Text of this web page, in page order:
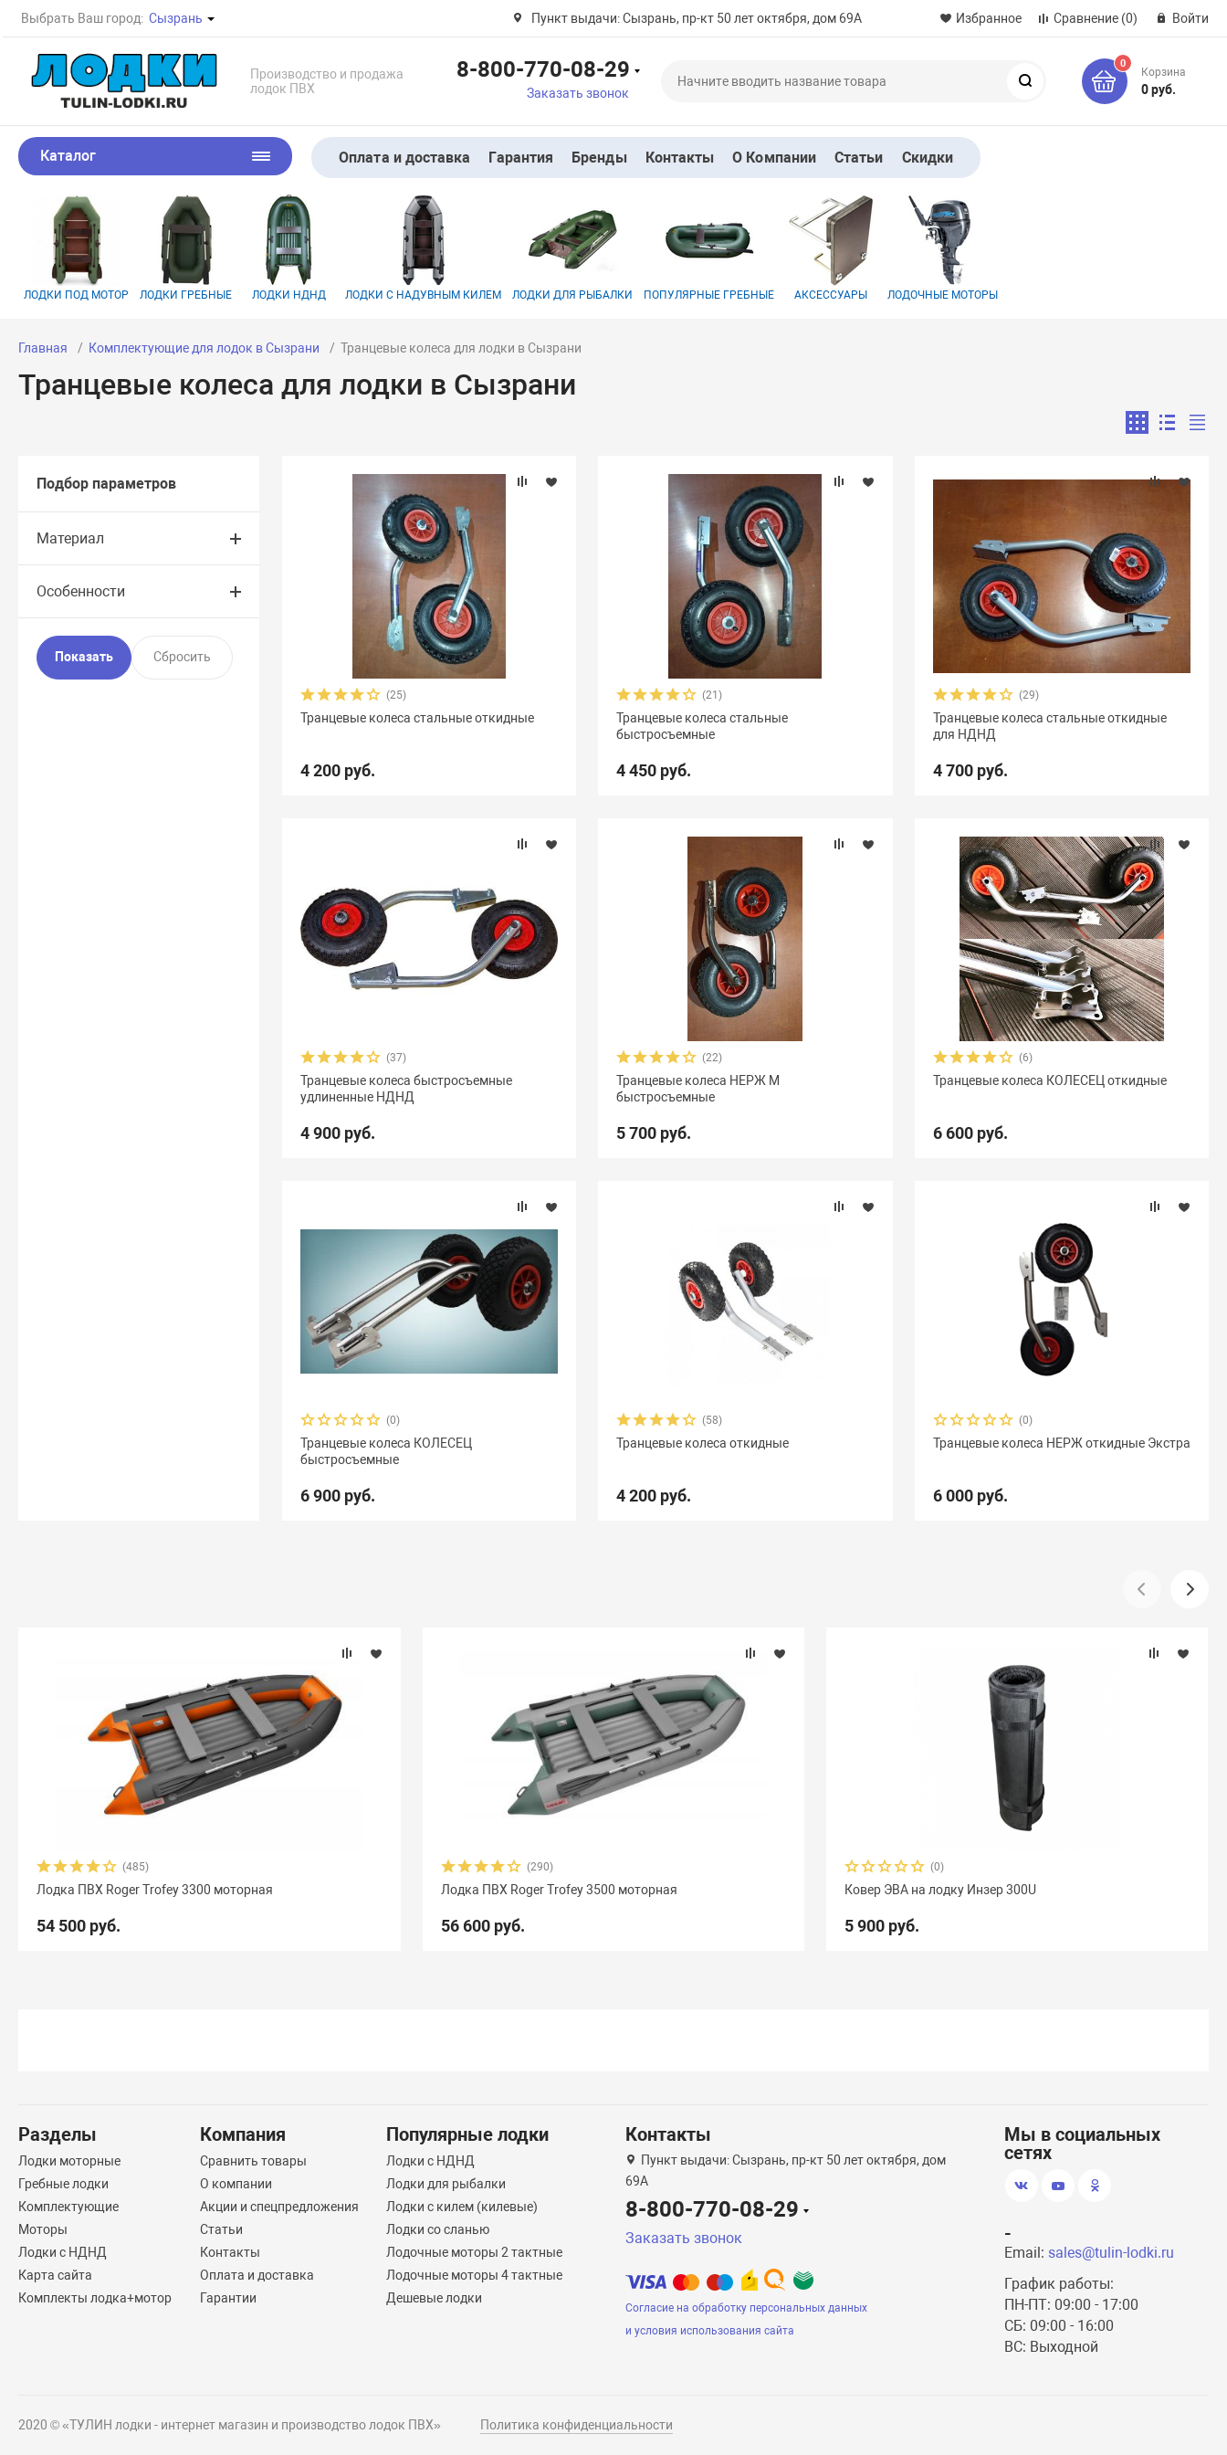
Выбрать Ваш город: Сызрань Пункт выдачи: Сызрань, пр-кт 50 лет октября, дом 69А Избранное Сравнение (0) Войти
Производство и продажа
лодок ПВХ
8-800-770-08-29
Заказать звонок
0
Корзина
0 руб.
Каталог Оплата и доставка Гарантия Бренды Контакты О Компании Статьи Скидки
ЛОДКИ ПОД МОТОР ЛОДКИ ГРЕБНЫЕ ЛОДКИ НДНД ЛОДКИ С НАДУВНЫМ КИЛЕМ ЛОДКИ ДЛЯ РЫБАЛКИ ПОПУЛЯРНЫЕ ГРЕБНЫЕ АКСЕССУАРЫ ЛОДОЧНЫЕ МОТОРЫ
Главная Комплектующие для лодок в Сызрани Транцевые колеса для лодки в Сызрани
Транцевые колеса для лодки в Сызрани
Подбор параметров
Материал
Особенности
(25)
Транцевые колеса стальные откидные
4 200 руб.
(21)
Транцевые колеса стальные
быстросъемные
4 450 руб.
(29)
Транцевые колеса стальные откидные
для НДНД
4 700 руб.
(37)
Транцевые колеса быстросъемные
удлиненные НДНД
4 900 руб.
(22)
Транцевые колеса НЕРЖ М
быстросъемные
5 700 руб.
(6)
Транцевые колеса КОЛЕСЕЦ откидные
6 600 руб.
(0)
Транцевые колеса КОЛЕСЕЦ
быстросъемные
6 900 руб.
(58)
Транцевые колеса откидные
4 200 руб.
(0)
Транцевые колеса НЕРЖ откидные Экстра
6 000 руб.
(485)
Лодка ПВХ Roger Trofey 3300 моторная
54 500 руб.
(290)
Лодка ПВХ Roger Trofey 3500 моторная
56 600 руб.
(0)
Ковер ЭВА на лодку Инзер 300U
5 900 руб.
Разделы
Лодки моторные
Гребные лодки
Комплектующие
Моторы
Лодки с НДНД
Карта сайта
Комплекты лодка+мотор
Компания
Сравнить товары
О компании
Акции и спецпредложения
Статьи
Контакты
Оплата и доставка
Гарантии
Популярные лодки
Лодки с НДНД
Лодки для рыбалки
Лодки с килем (килевые)
Лодки со сланью
Лодочные моторы 2 тактные
Лодочные моторы 4 тактные
Дешевые лодки
Контакты
Пункт выдачи: Сызрань, пр-кт 50 лет октября, дом
69А
8-800-770-08-29
Заказать звонок
Согласие на обработку персональных данных
и условия использования сайта
Мы в социальных
сетях
-
Email: sales@tulin-lodki.ru
График работы:
ПН-ПТ: 09:00 - 17:00
СБ: 09:00 - 16:00
ВС: Выходной
2020 © «ТУЛИН лодки - интернет магазин и производство лодок ПВХ» Политика конфиденциальности